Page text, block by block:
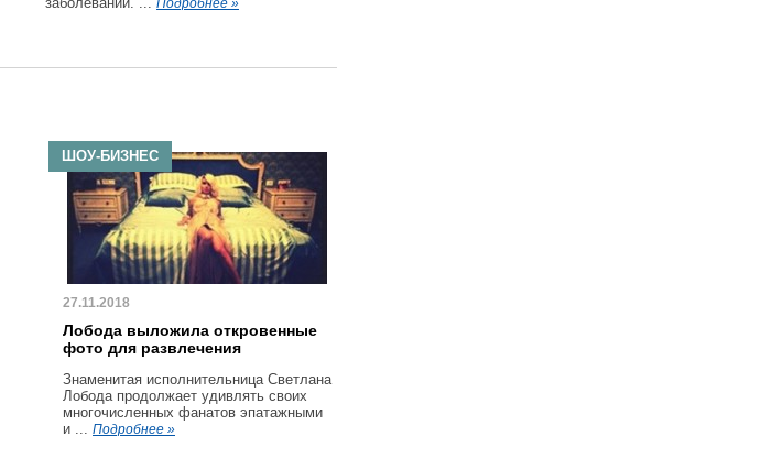
Подробнее »
ШОУ-БИЗНЕС
27.11.2018
Лобода выложила откровенные
фото для развлечения
Знаменитая исполнительница Светлана
Лобода продолжает удивлять своих
многочисленных фанатов эпатажными
и ... Подробнее »